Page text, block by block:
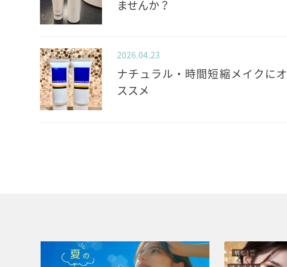
ませんか？
2026.04.23
ナチュラル・時間短縮メイクにオ
ススメ